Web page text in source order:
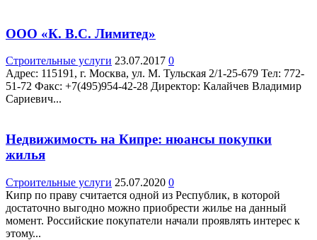
ООО «К. В.С. Лимитед»
Строительные услуги 23.07.2017 0
Адрес: 115191, г. Москва, ул. М. Тульская 2/1-25-679 Teл: 772-
51-72 Факс: +7(495)954-42-28 Директор: Калайчев Владимир
Сариевич...
Недвижимость на Кипре: нюансы покупки
жилья
Строительные услуги 25.07.2020 0
Кипр по праву считается одной из Республик, в которой
достаточно выгодно можно приобрести жилье на данный
момент. Российские покупатели начали проявлять интерес к
этому...